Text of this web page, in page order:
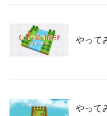
やって
やって